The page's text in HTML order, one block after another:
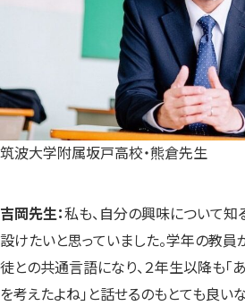
筑波大学附属坂戸高校・熊倉先生
吉岡先生：私も、自分の興味について
設けたいと思っていました。学年の教
徒との共通言語になり、２年生以降も
を考えたよね」と話せるのもとても良い